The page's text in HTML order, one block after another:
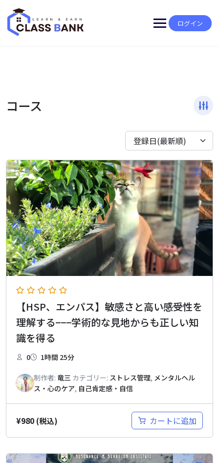
content
ログイン
コース
登録日(最新順)
【HSP、エンパス】敏感さと高い感受性を
理解する−−−学術的な見地からも正しい知
識を得る
0 1時間 25分
制作者: 竜三 カテゴリー: ストレス管理, メンタルヘル
ス・心のケア, 自己肯定感・自信
¥980 (税込) カートに追加